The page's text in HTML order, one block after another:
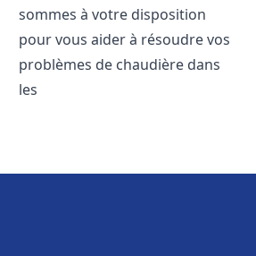
sommes à votre disposition
pour vous aider à résoudre vos
problèmes de chaudière dans
les